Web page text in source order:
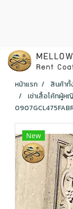
หน้าแรก สินค้าทั้
เช่าเสื้อโค้ทผู้
New